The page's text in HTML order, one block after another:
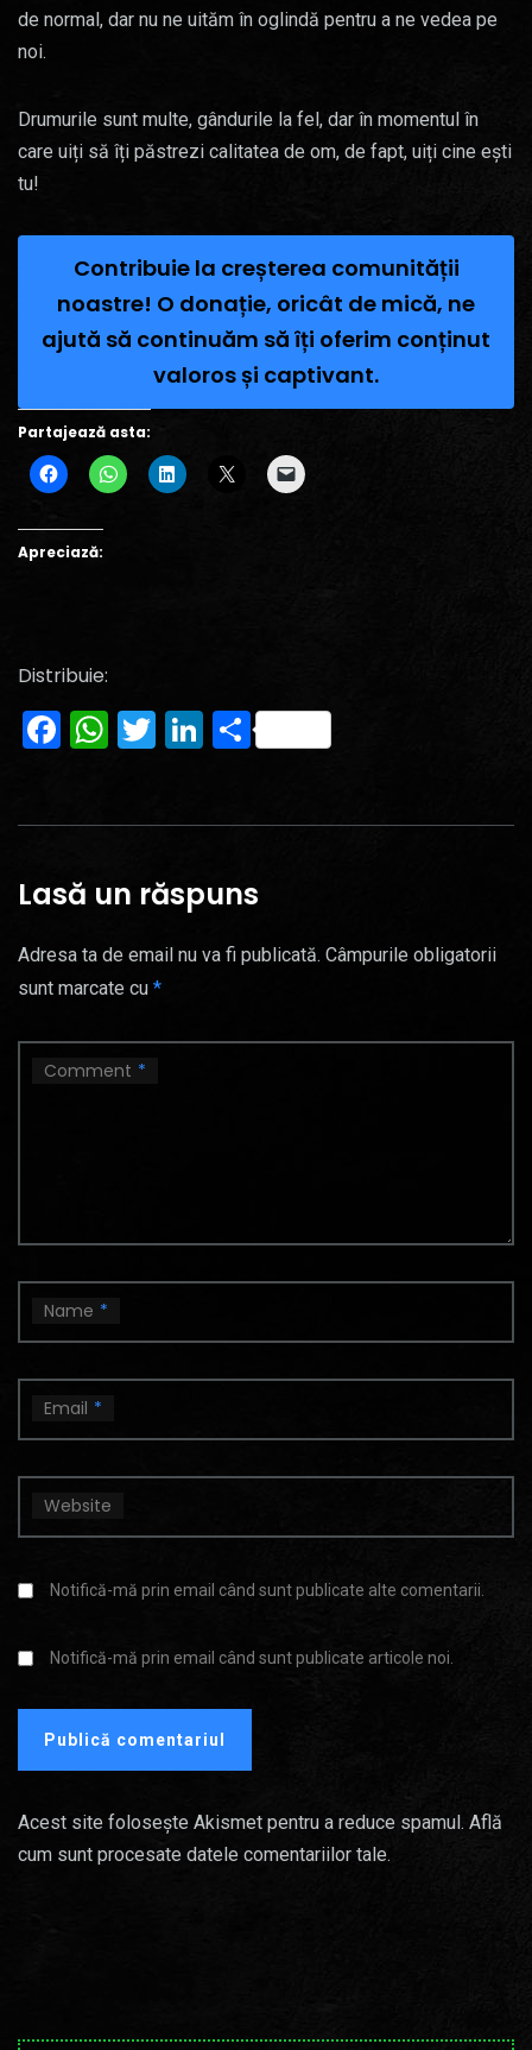
de normal, dar nu ne uităm în oglindă pentru a ne vedea pe
noi.
Drumurile sunt multe, gândurile la fel, dar în momentul în
care uiți să îți păstrezi calitatea de om, de fapt, uiți cine ești
tu!
Contribuie la creșterea comunității
noastre! O donație, oricât de mică, ne
ajută să continuăm să îți oferim conținut
valoros și captivant.
Partajează asta:
Apreciază:
Distribuie:
Facebook
WhatsApp
Twitter
LinkedIn
Partajează
Lasă un răspuns
Adresa ta de email nu va fi publicată. Câmpurile obligatorii
sunt marcate cu *
Comment *
Name *
Email *
Website
Notifică-mă prin email când sunt publicate alte comentarii.
Notifică-mă prin email când sunt publicate articole noi.
Acest site folosește Akismet pentru a reduce spamul. Află
cum sunt procesate datele comentariilor tale.